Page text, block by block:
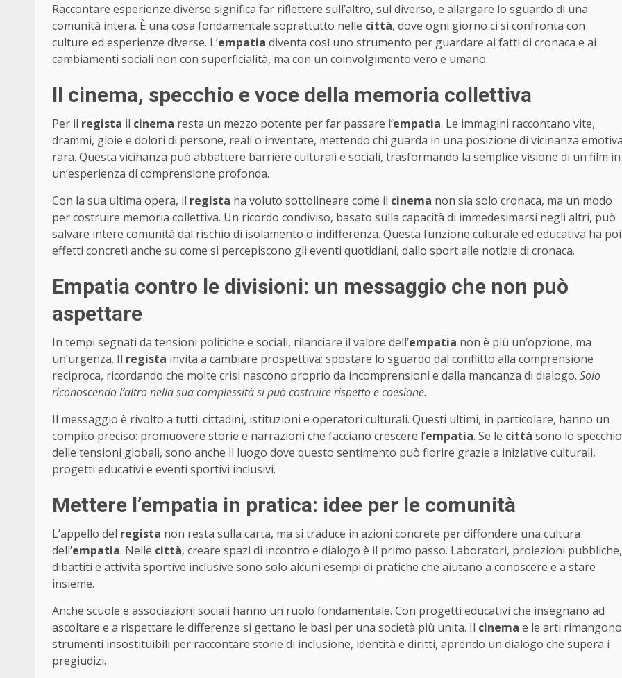
Raccontare esperienze diverse significa far riflettere sull’altro, sul diverso, e allargare lo sguardo di una
comunità intera. È una cosa fondamentale soprattutto nelle città, dove ogni giorno ci si confronta con
culture ed esperienze diverse. L’empatia diventa così uno strumento per guardare ai fatti di cronaca e ai
cambiamenti sociali non con superficialità, ma con un coinvolgimento vero e umano.
Il cinema, specchio e voce della memoria collettiva
Per il regista il cinema resta un mezzo potente per far passare l’empatia. Le immagini raccontano vite,
drammi, gioie e dolori di persone, reali o inventate, mettendo chi guarda in una posizione di vicinanza
rara. Questa vicinanza può abbattere barriere culturali e sociali, trasformando la semplice visione di un film in
un’esperienza di comprensione profonda.
Con la sua ultima opera, il regista ha voluto sottolineare come il cinema non sia solo cronaca, ma un modo
per costruire memoria collettiva. Un ricordo condiviso, basato sulla capacità di immedesimarsi negli altri, può
salvare intere comunità dal rischio di isolamento o indifferenza. Questa funzione culturale ed educativa ha poi
effetti concreti anche su come si percepiscono gli eventi quotidiani, dallo sport alle notizie di cronaca.
Empatia contro le divisioni: un messaggio che non può
aspettare
In tempi segnati da tensioni politiche e sociali, rilanciare il valore dell’empatia non è più un’opzione, ma
un’urgenza. Il regista invita a cambiare prospettiva: spostare lo sguardo dal conflitto alla comprensione
reciproca, ricordando che molte crisi nascono proprio da incomprensioni e dalla mancanza di dialogo. Solo
riconoscendo l’altro nella sua complessità si può costruire rispetto e coesione.
Il messaggio è rivolto a tutti: cittadini, istituzioni e operatori culturali. Questi ultimi, in particolare, hanno un
compito preciso: promuovere storie e narrazioni che facciano crescere l’empatia. Se le città sono lo specchio
delle tensioni globali, sono anche il luogo dove questo sentimento può fiorire grazie a iniziative culturali,
progetti educativi e eventi sportivi inclusivi.
Mettere l’empatia in pratica: idee per le comunità
L’appello del regista non resta sulla carta, ma si traduce in azioni concrete per diffondere una cultura
dell’empatia. Nelle città, creare spazi di incontro e dialogo è il primo passo. Laboratori, proiezioni pubbliche,
dibattiti e attività sportive inclusive sono solo alcuni esempi di pratiche che aiutano a conoscere e a stare
insieme.
Anche scuole e associazioni sociali hanno un ruolo fondamentale. Con progetti educativi che insegnano ad
ascoltare e a rispettare le differenze si gettano le basi per una società più unita. Il cinema e le arti rimangono
strumenti insostituibili per raccontare storie di inclusione, identità e diritti, aprendo un dialogo che supera i
pregiudizi.